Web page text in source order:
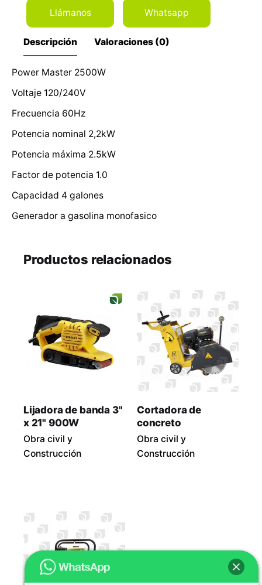
Llámanos Whatsapp
Descripción Valoraciones (0)
Power Master 2500W
Voltaje 120/240V
Frecuencia 60Hz
Potencia nominal 2,2kW
Potencia máxima 2.5kW
Factor de potencia 1.0
Capacidad 4 galones
Generador a gasolina monofasico
Reseñas
No hay reseñas aún
Se el primero en comentar
Productos relacionados
Lijadora de banda 3"
x 21" 900W
Obra civil y
Construcción
Cortadora de
concreto
Obra civil y
Construcción